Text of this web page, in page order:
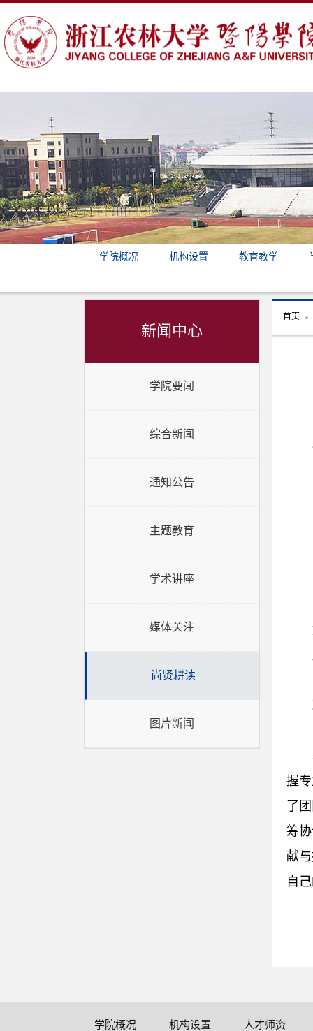
学院概况 机构设置 教育教学
新闻中心
学院要闻
综合新闻
通知公告
主题教育
学术讲座
媒体关注
尚贤耕读
图片新闻
首页
握
了
筹
献
自
学院概况 机构设置 人才师资